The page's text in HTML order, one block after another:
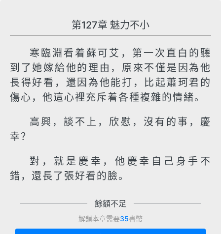
第127章 魅力不小
寒臨淵看着蘇可艾，第一次直白的聽
到了她嫁給他的理由，原來不僅是因為他
長得好看，還因為他能打，比起蕭珂君的
傷心，他這心裡充斥着各種複雜的情緒。
高興，談不上，欣慰，沒有的事，慶
幸？
對，就是慶幸，他慶幸自己身手不
錯，還長了張好看的臉。
餘額不足
解鎖本章需要35書幣